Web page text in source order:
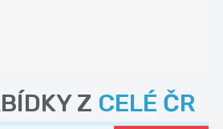
Z CELÉ ČR